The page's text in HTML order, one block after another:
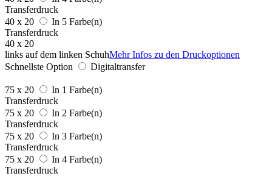
Transferdruck
40 x 20
In 5 Farbe(n)
Transferdruck
40 x 20
links auf dem linken SchuhMehr Infos zu den Druckoptionen
Schnellste Option
Digitaltransfer
75 x 20
In 1 Farbe(n)
Transferdruck
75 x 20
In 2 Farbe(n)
Transferdruck
75 x 20
In 3 Farbe(n)
Transferdruck
75 x 20
In 4 Farbe(n)
Transferdruck